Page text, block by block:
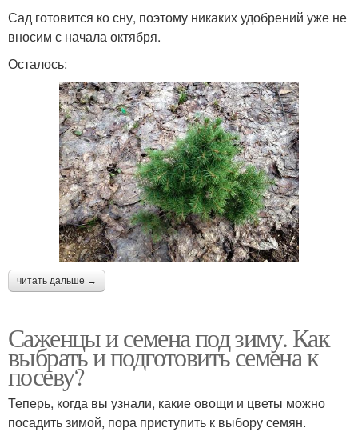
Сад готовится ко сну, поэтому никаких удобрений уже не
вносим с начала октября.
Осталось:
читать дальше →
Саженцы и семена под зиму. Как
выбрать и подготовить семена к
посеву?
Теперь, когда вы узнали, какие овощи и цветы можно
посадить зимой, пора приступить к выбору семян.